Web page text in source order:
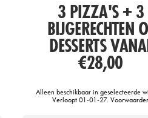
3 PIZZA'S + 3
BIJGERECHTEN
DESSERTS
€28,00
Alleen beschikbaar in geselecteerde
Verloopt 01-01-27.